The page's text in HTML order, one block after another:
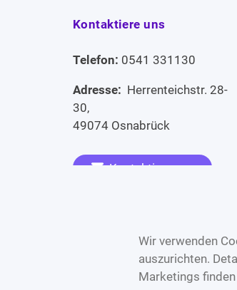
Kontaktiere uns
Telefon: 0541 331130
Adresse: Herrenteichstr. 28-
30,
49074 Osnabrück
Kontaktiere uns
Wir verwenden
auszurichten.
Marketings